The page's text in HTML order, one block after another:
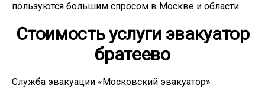
пользуются большим спросом в Москве и области.
Стоимость услуги эвакуатор
братеево
Служба эвакуации «Московский эвакуатор»